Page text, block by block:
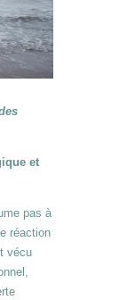
et
pas à
réaction
vécu